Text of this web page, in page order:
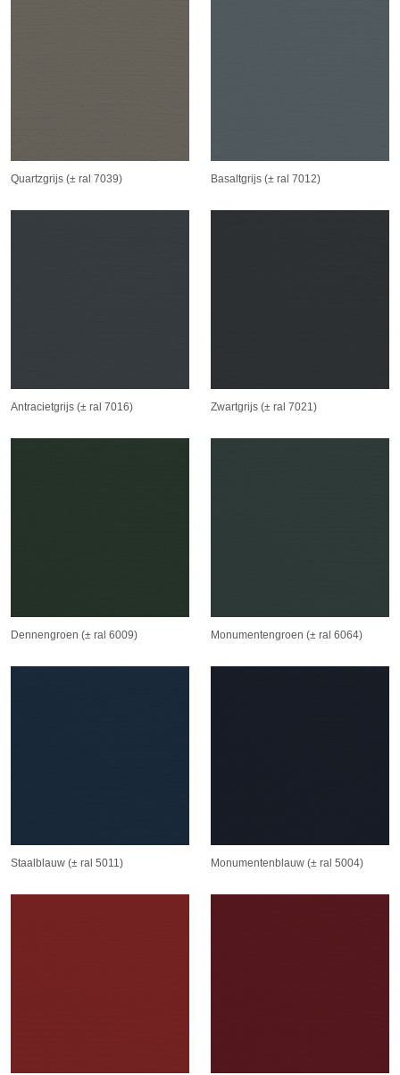
Quartzgrijs (± ral 7039) Basaltgrijs (± ral 7012)
Antracietgrijs (± ral 7016) Zwartgrijs (± ral 7021)
Dennengroen (± ral 6009) Monumentengroen (± ral 6064)
Staalblauw (± ral 5011) Monumentenblauw (± ral 5004)